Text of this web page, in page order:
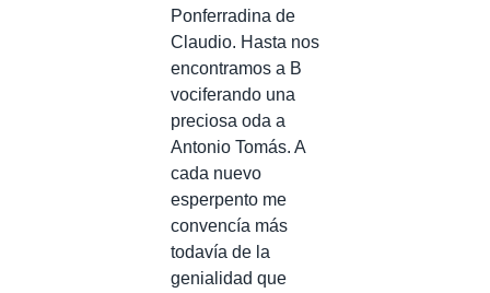
Ponferradina de
Claudio. Hasta nos
encontramos a B
vociferando una
preciosa oda a
Antonio Tomás. A
cada nuevo
esperpento me
convencía más
todavía de la
genialidad que